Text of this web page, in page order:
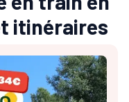
itinéraires